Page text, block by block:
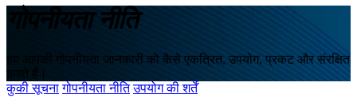
गोपनीयता नीति
हम आपकी गोपनीयता जानकारी को कैसे एकत्रित, उपयोग, प्रकट और संरक्षित
करते हैं।
कुकी सूचना गोपनीयता नीति उपयोग की शर्तें